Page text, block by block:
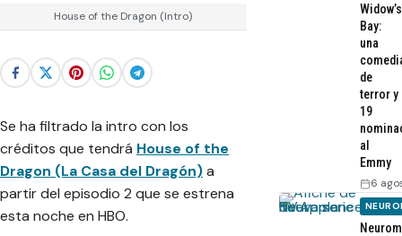
House of the Dragon (Intro)
Se ha filtrado la intro con los
créditos que tendrá House of the
Dragon (La Casa del Dragón)a
partir del episodio 2 que se estrena
esta noche en HBO.
Widow’s
Bay:
una
de
terror y
19
al
Emmy
6